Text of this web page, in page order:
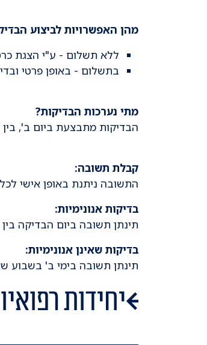
מהן האפשרויות לביצוע
ללא תשלום - ע"י הצגת
בתשלום - באופן פרטי
מתי נערכות הבדיקות?
הבדיקות מתבצעת ביום ב', בין השעות 08:00-09:30 בבוקר, בבניין
קבלת תשובה:
התשובה ניתנת באופן אישי
בדיקות אנונימיות:
תינתן תשובה ביום הבדיקה בין השעות 11:30-12:00, בבניין
בדיקות שאינן אנונימיות:
תינתן תשובה בימי ב' בשבוע שאחרי, בין השעות 11:30-
יחידות